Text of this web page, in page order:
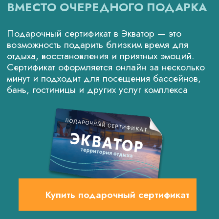
КАК ДОБРАТЬСЯ
15 минут от Екатеринбурга
Бесплатная парковка
г. Арамиль, ул. Пушкина 4Б/1
otdyh@ekvator.site
+7 (343) 384-45-54
Понедельник
Праздничные
и предпраздничные дни
с 10:00 до 23:00
с 10:00 до 23:00
с 10:00 до 23:00
с 10:00 до 23:00
с 10:00до 24:00
с 10:00до 24:00
с 10:00 до 24:00